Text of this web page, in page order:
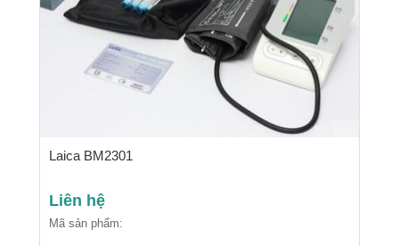
Laica BM2301
Liên hệ
Mã sản phẩm: